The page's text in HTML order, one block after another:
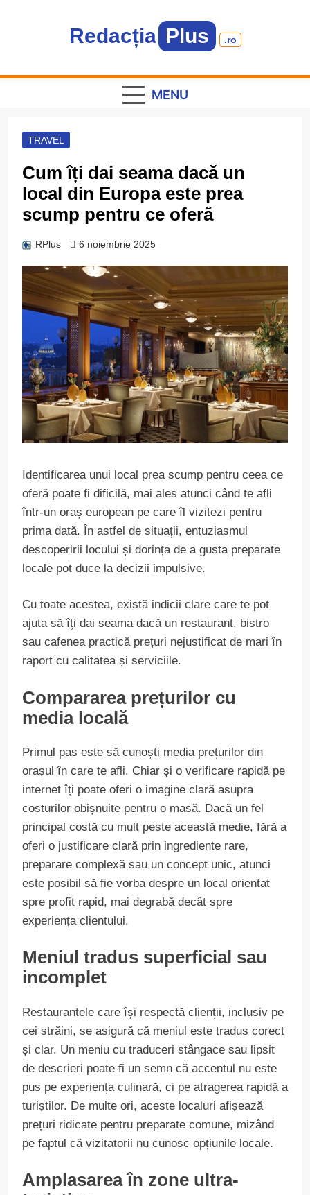
Redacția Plus .ro
MENU
TRAVEL
Cum îți dai seama dacă un
local din Europa este prea
scump pentru ce oferă
RPlus 6 noiembrie 2025
Identificarea unui local prea scump pentru ceea ce
oferă poate fi dificilă, mai ales atunci când te afli
într-un oraș european pe care îl vizitezi pentru
prima dată. În astfel de situații, entuziasmul
descoperirii locului și dorința de a gusta preparate
locale pot duce la decizii impulsive.
Cu toate acestea, există indicii clare care te pot
ajuta să îți dai seama dacă un restaurant, bistro
sau cafenea practică prețuri nejustificat de mari în
raport cu calitatea și serviciile.
Compararea prețurilor cu
media locală
Primul pas este să cunoști media prețurilor din
orașul în care te afli. Chiar și o verificare rapidă pe
internet îți poate oferi o imagine clară asupra
costurilor obișnuite pentru o masă. Dacă un fel
principal costă cu mult peste această medie, fără a
oferi o justificare clară prin ingrediente rare,
preparare complexă sau un concept unic, atunci
este posibil să fie vorba despre un local orientat
spre profit rapid, mai degrabă decât spre
experiența clientului.
Meniul tradus superficial sau
incomplet
Restaurantele care își respectă clienții, inclusiv pe
cei străini, se asigură că meniul este tradus corect
și clar. Un meniu cu traduceri stângace sau lipsit
de descrieri poate fi un semn că accentul nu este
pus pe experiența culinară, ci pe atragerea rapidă a
turiștilor. De multe ori, aceste localuri afișează
prețuri ridicate pentru preparate comune, mizând
pe faptul că vizitatorii nu cunosc opțiunile locale.
Amplasarea în zone ultra-